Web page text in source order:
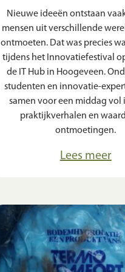
Nieuwe ideeën ontstaan
mensen uit verschillende
ontmoeten. Dat was precies
tijdens het Innovatiefestival
de IT Hub in Hoogeveen.
studenten en innovatie-
samen voor een middag vol
praktijkverhalen en
ontmoetingen.
Lees meer